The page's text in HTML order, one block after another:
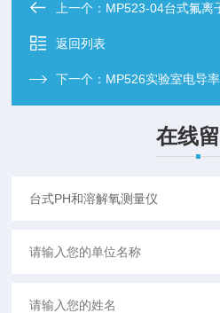
上一个： MP523-04台式氟离
返回列表
下一个： MP526实验室电导
在线